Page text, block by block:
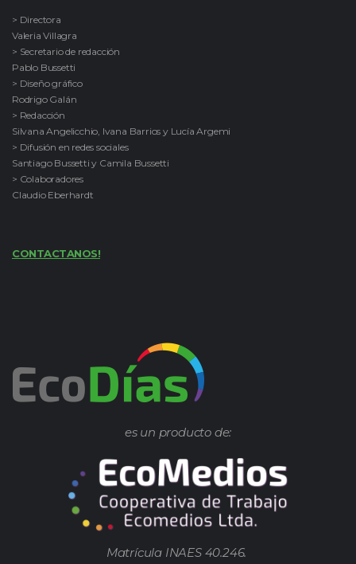
> Directora
Valeria Villagra
> Secretario de redacción
Pablo Bussetti
> Diseño gráfico
Rodrigo Galán
> Redacción
Silvana Angelicchio, Ivana Barrios y Lucía Argemi
> Difusión en redes sociales
Santiago Bussetti y Camila Bussetti
> Colaboradores
Claudio Eberhardt
CONTACTANOS!
es un producto de:
Matrícula INAES 40.246.